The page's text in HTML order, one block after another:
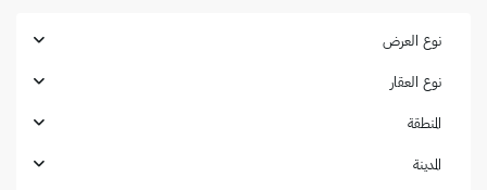
نوع العرض
نوع العقار
المنطقة
المدينة